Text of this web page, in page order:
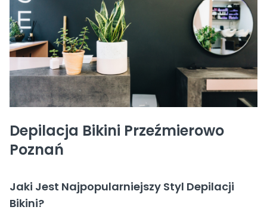
Depilacja Bikini Przeźmierowo
Poznań
Jaki Jest Najpopularniejszy Styl Depilacji
Bikini?